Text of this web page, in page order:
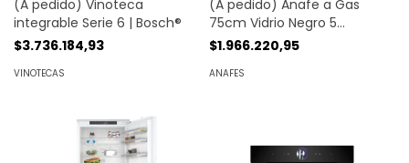
(A pedido) Vinoteca
integrable Serie 6 | Bosch®
$3.736.184,93
VINOTECAS
(A pedido) Anafe a Gas
75cm Vidrio Negro 5
Hornallas | Bosch®
$1.966.220,95
ANAFES